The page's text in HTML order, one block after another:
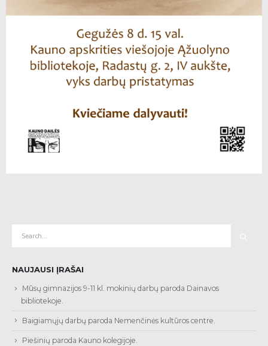
NAUJAUSI ĮRAŠAI
Mūsų gimnazijos 9-11 kl. mokinių darbų paroda Dainavos
bibliotekoje.
Baigiamųjų darbų paroda Nemenčinės kultūros centre.
Piešinių paroda Kauno kolegijoje.